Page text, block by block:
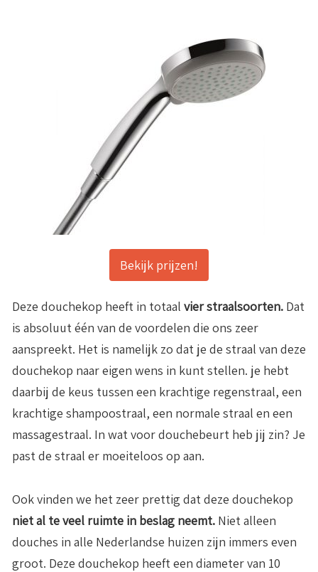
Bekijk prijzen!
Deze douchekop heeft in totaal vier straalsoorten. Dat
is absoluut één van de voordelen die ons zeer
aanspreekt. Het is namelijk zo dat je de straal van deze
douchekop naar eigen wens in kunt stellen. je hebt
daarbij de keus tussen een krachtige regenstraal, een
krachtige shampoostraal, een normale straal en een
massagestraal. In wat voor douchebeurt heb jij zin? Je
past de straal er moeiteloos op aan.
Ook vinden we het zeer prettig dat deze douchekop
niet al te veel ruimte in beslag neemt. Niet alleen
douches in alle Nederlandse huizen zijn immers even
groot. Deze douchekop heeft een diameter van 10